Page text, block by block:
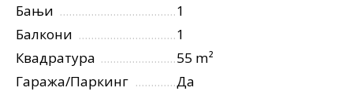
Бањи
1
Балкони
1
Квадратура
55 m²
Гаража/Паркинг
Да